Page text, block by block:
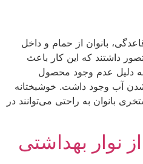
بانوان از حمام و داخل
داشتند که این کار باعث
دلیل عدم وجود محصول
آب وجود داشت. خوشبختانه
بانوان به راحتی می‌توانند در
نوار بهداشتی